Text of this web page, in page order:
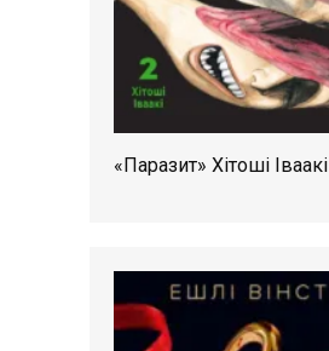
«Паразит» Хітоші Іваакі